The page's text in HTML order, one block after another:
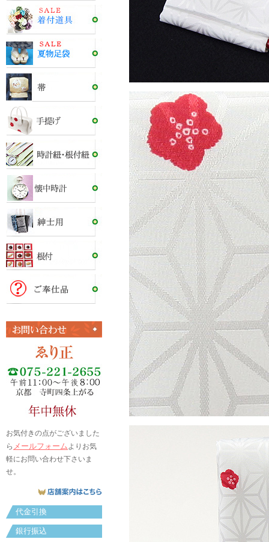
お気付きの点がございました
ら メールフォームよりお気
軽にお問い合わせ下さいま
せ。
代金引換
銀行振込